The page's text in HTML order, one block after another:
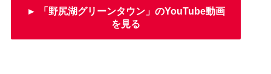
► 「野尻湖グリーンタウン」のYouTube動画
を見る